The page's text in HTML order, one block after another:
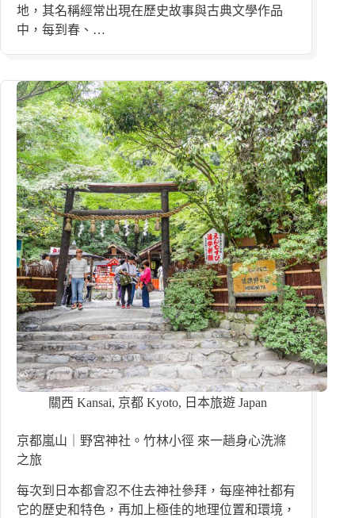
地，其名稱經常出現在歷史故事與古典文學作品
中，每到春、…
關西 Kansai, 京都 Kyoto, 日本旅遊 Japan
京都嵐山｜野宮神社。竹林小徑 來一趟身心洗滌
之旅
每次到日本都會忍不住去神社參拜，每座神社都有
它的歷史和特色，再加上極佳的地理位置和環境，